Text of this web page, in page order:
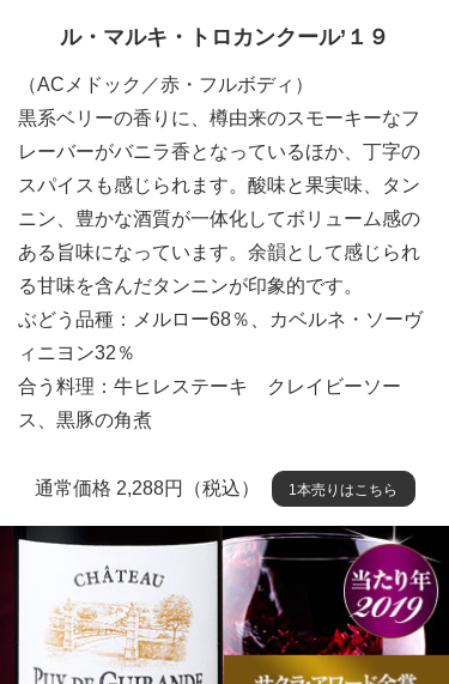
ル・マルキ・トロカンクール’１９
（ACメドック／赤・フルボディ）
黒系ベリーの香りに、樽由来のスモーキーなフ
レーバーがバニラ香となっているほか、丁字の
スパイスも感じられます。酸味と果実味、タン
ニン、豊かな酒質が一体化してボリューム感の
ある旨味になっています。余韻として感じられ
る甘味を含んだタンニンが印象的です。
ぶどう品種：メルロー68％、カベルネ・ソーヴ
ィニヨン32％
合う料理：牛ヒレステーキ クレイビーソー
ス、黒豚の角煮
通常価格 2,288円（税込） 1本売りはこちら